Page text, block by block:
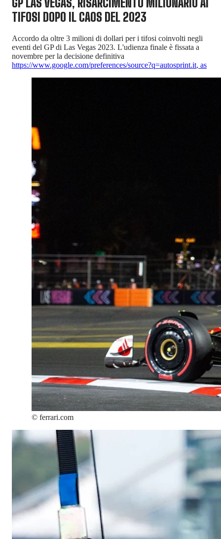
TIFOSI DOPO IL CAOS DEL 2023
Accordo da oltre 3 milioni di dollari per i tifosi coinvolti negli
eventi del GP di Las Vegas 2023. L'udienza finale è fissata a
novembre per la decisione definitiva
https://www.google.com/preferences/source?q=autosprint.it, as
© ferrari.com